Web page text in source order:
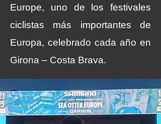
Europe, uno de los festivales
ciclistas más importantes de
Europa, celebrado cada año en
Girona – Costa Brava.